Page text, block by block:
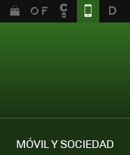
MÓVIL Y SOCIEDAD